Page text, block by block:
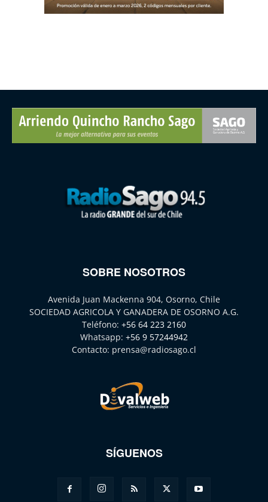
SOBRE NOSOTROS
Avenida Juan Mackenna 904, Osorno, Chile
SOCIEDAD AGRICOLA Y GANADERA DE OSORNO A.G.
Teléfono: +56 64 223 2160
Whatsapp: +56 9 57244942
Contacto: prensa@radiosago.cl
SÍGUENOS